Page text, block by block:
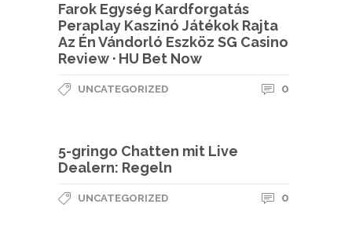
Farok Egység Kardforgatás
Peraplay Kaszinó Játékok Rajta
Az Én Vándorló Eszköz SG Casino
Review · HU Bet Now
UNCATEGORIZED 0
5-gringo Chatten mit Live
Dealern: Regeln
UNCATEGORIZED 0